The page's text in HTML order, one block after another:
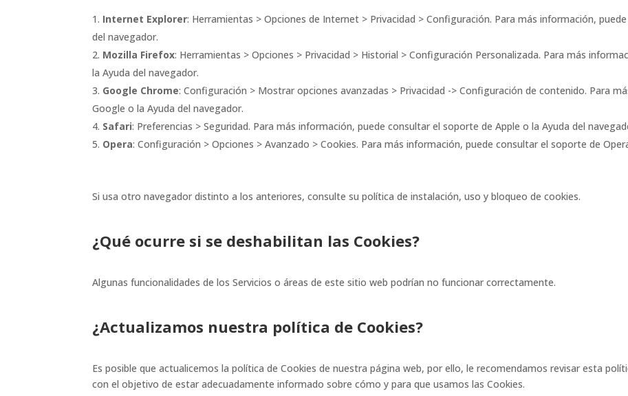
Internet Explorer: Herramientas > Opciones de Internet > Privacidad > Configuración. Para más información,
del navegador.
Mozilla Firefox: Herramientas > Opciones > Privacidad > Historial > Configuración Personalizada. Para más
la Ayuda del navegador.
Google Chrome: Configuración > Mostrar opciones avanzadas > Privacidad -> Configuración de contenido. Para
Google o la Ayuda del navegador.
Safari: Preferencias > Seguridad. Para más información, puede consultar el soporte de Apple o la Ayuda del
Opera: Configuración > Opciones > Avanzado > Cookies. Para más información, puede consultar el soporte de
Si usa otro navegador distinto a los anteriores, consulte su política de instalación, uso y bloqueo de cookies.
¿Qué ocurre si se deshabilitan las Cookies?
Algunas funcionalidades de los Servicios o áreas de este sitio web podrían no funcionar correctamente.
¿Actualizamos nuestra política de Cookies?
Es posible que actualicemos la política de Cookies de nuestra página web, por ello, le recomendamos revisar esta
con el objetivo de estar adecuadamente informado sobre cómo y para que usamos las Cookies.